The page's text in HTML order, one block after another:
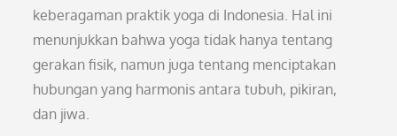
keberagaman praktik yoga di Indonesia. Hal ini
menunjukkan bahwa yoga tidak hanya tentang
gerakan fisik, namun juga tentang menciptakan
hubungan yang harmonis antara tubuh, pikiran,
dan jiwa.